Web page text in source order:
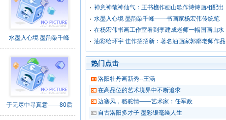
水墨入心境 墨韵染千峰
于无尽中寻真意——80后
神意神笔神仙气：王书樵作画山歌作诗诗画相配出
水墨入心境 墨韵染千峰——书画家杨宏伟传统笔
在杨宏伟书画工作室看到李建成老师一幅国画山水
油彩绘环宇 佳作招招新：著名油画家郭廓老师作品
热门点击
洛阳牡丹画新秀--王涵
在高品位的艺术境界中不断追求
边塞风，骆驼情——艺术家：任军政
自古洛阳多才子 墨彩银毫绘人生